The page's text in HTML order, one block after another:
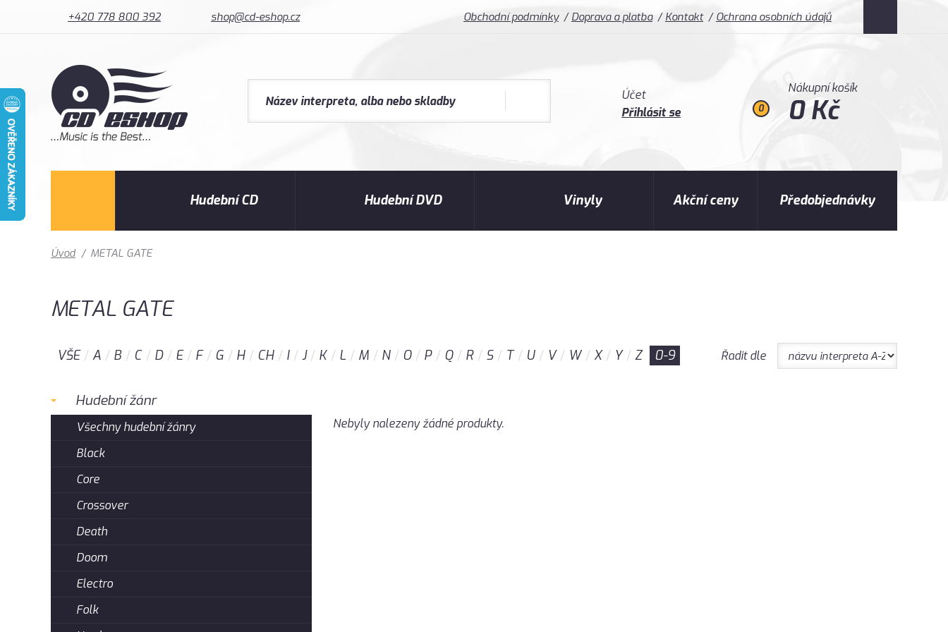
+420 778 800 392 shop@cd-eshop.cz Obchodní podmínky Doprava a platba Kontakt Ochrana osobních údajů
Účet
Přihlásit se
0
Nákupní košík
0 Kč
Hudební CD Hudební DVD Vinyly Akční ceny Předobjednávky
Úvod / METAL GATE
METAL GATE
VŠE A B C D E F G H CH I J K L M N O P Q R S T U V W X Y Z 0-9 Řadit dle
Hudební žánr
Všechny hudební žánry
Black
Core
Crossover
Death
Doom
Electro
Folk
Nebyly nalezeny žádné produkty.